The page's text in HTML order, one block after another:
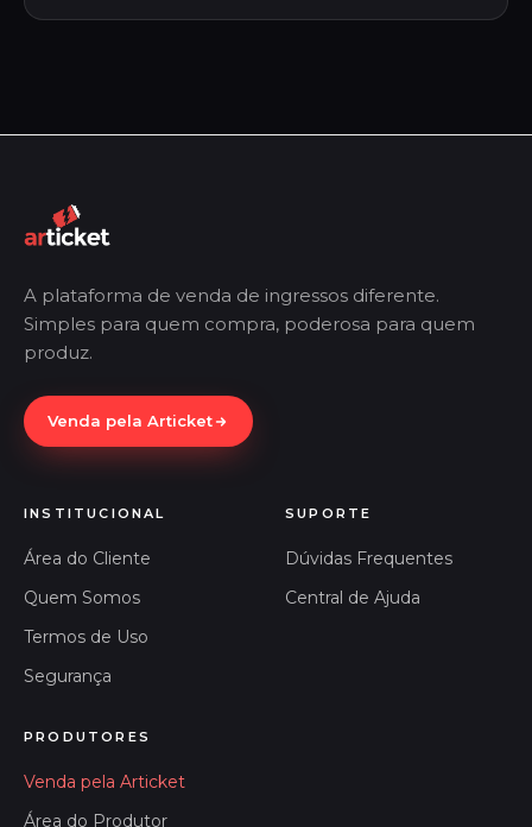
A plataforma de venda de ingressos diferente.
Simples para quem compra, poderosa para quem
produz.
Venda pela Articket
INSTITUCIONAL
Área do Cliente
Quem Somos
Termos de Uso
Segurança
SUPORTE
Dúvidas Frequentes
Central de Ajuda
PRODUTORES
Venda pela Articket
Área do Produtor